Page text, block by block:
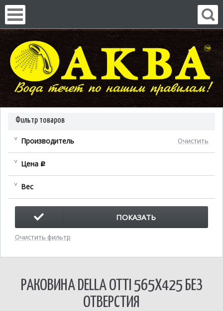
Фильтр товаров
Производитель Очистить
Цена c
Вес
ПОКАЗАТЬ
Очистить фильтр
РАКОВИНА DELLA OTTI 565Х425 БЕЗ
ОТВЕРСТИЯ